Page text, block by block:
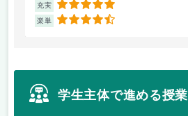
充実 5
楽単 4.5
学生主体で進める授業